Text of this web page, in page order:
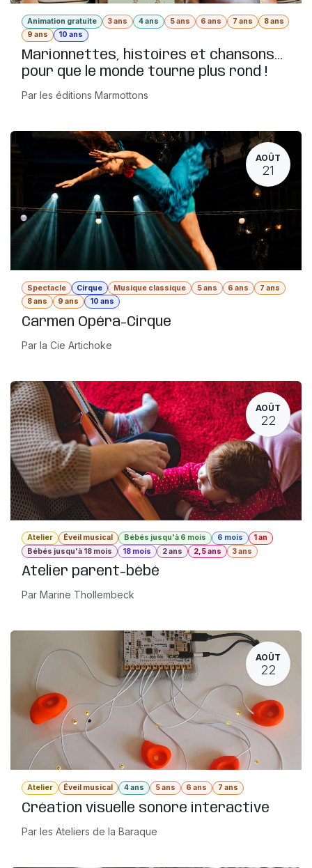
Animation gratuite 3 ans 4 ans 5 ans 6 ans 7 ans
8 ans
9 ans
10 ans
Marionnettes, histoires et chansons...
pour que le monde tourne plus rond !
Par les éditions Marmottons
AOÛT
21
Spectacle Cirque Musique classique 5 ans 6 ans
7 ans
8 ans
9 ans 10 ans
Carmen Opéra-Cirque
Par la Cie Artichoke
AOÛT
22
Atelier Éveil musical Bébés jusqu'à 6 mois 6 mois
1 an
Bébés jusqu'à 18 mois
18 mois 2 ans 2,5 ans 3 ans
Atelier parent-bébé
Par Marine Thollembeck
AOÛT
22
Atelier Éveil musical 4 ans 5 ans 6 ans 7 ans
Création visuelle sonore interactive
Par les Ateliers de la Baraque